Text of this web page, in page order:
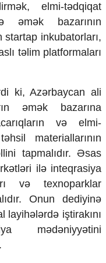
elmi-tədqiqat
əmək bazarının
inkubatorları,
təlim platformaları
ki, Azərbaycan ali
əmək bazarına
və elmi-
materiallarının
tapmalıdır. Əsas
ilə inteqrasiya
və texnoparklar
Onun dediyinə
iştirakını
mədəniyyətini